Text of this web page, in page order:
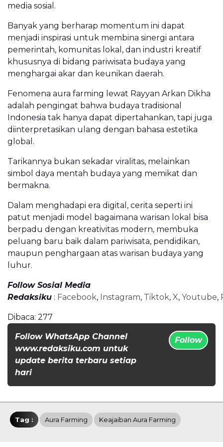
media sosial.
Banyak yang berharap momentum ini dapat
menjadi inspirasi untuk membina sinergi antara
pemerintah, komunitas lokal, dan industri kreatif
khususnya di bidang pariwisata budaya yang
menghargai akar dan keunikan daerah.
Fenomena aura farming lewat Rayyan Arkan Dikha
adalah pengingat bahwa budaya tradisional
Indonesia tak hanya dapat dipertahankan, tapi juga
diinterpretasikan ulang dengan bahasa estetika
global.
Tarikannya bukan sekadar viralitas, melainkan
simbol daya mentah budaya yang memikat dan
bermakna.
Dalam menghadapi era digital, cerita seperti ini
patut menjadi model bagaimana warisan lokal bisa
berpadu dengan kreativitas modern, membuka
peluang baru baik dalam pariwisata, pendidikan,
maupun penghargaan atas warisan budaya yang
luhur.
Follow Sosial Media
Redaksiku : Facebook, Instagram, Tiktok, X, Youtube,
Dibaca: 277
Follow WhatsApp Channel
www.redaksiku.com untuk
update berita terbaru setiap
hari
Follow
Tag : Aura Farming Keajaiban Aura Farming